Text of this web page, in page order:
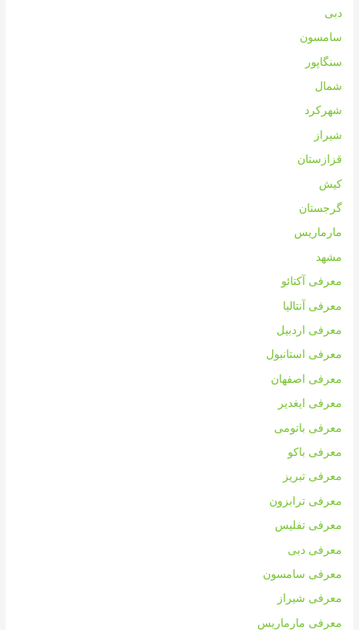
دبی
سامسون
سنگاپور
شمال
شهرکرد
شیراز
قزازستان
کیش
گرجستان
مارماریس
مشهد
معرفی آکتائو
معرفی آنتالیا
معرفی اردبیل
معرفی استانبول
معرفی اصفهان
معرفی ایغدیر
معرفی باتومی
معرفی باکو
معرفی تبریز
معرفی ترابزون
معرفی تفلیس
معرفی دبی
معرفی سامسون
معرفی شیراز
معرفی مارماریس